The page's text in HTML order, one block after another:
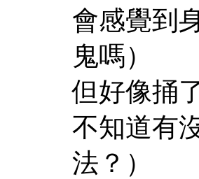
會感覺到
鬼嗎）
但好像捅
不知道有
法？）